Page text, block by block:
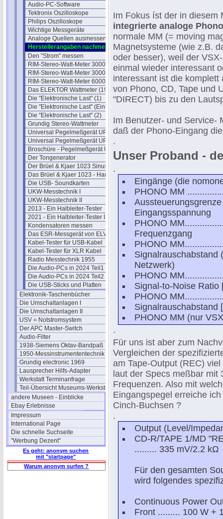
Audio-PC-Software
Tektronix Oszilloskope
Philips Oszilloskope
Wichtige Messgeräte
Analoge Quellen ausmessen
Herstellerangaben nachmessen
Den "Strom" messen
RIM-Stereo-Watt-Meter 3000
RIM-Stereo-Watt-Meter 3000 II
RIM-Stereo-Watt-Meter 6000
Das ELEKTOR Wattmeter (1993)
Die "Elektronische Last" (1)
Die "Elektronische Last" (Einblick)
Die "Elektronische Last" (2)
Grundig Stereo-Wattmeter
Universal Pegelmeßgerät UPM 550
Universal Pegelmeßgerät UPM 550-1
Broschüre - Pegelmeßgerät UPM550
Der Tongenerator
Der Brüel & Kjaer 1023 Sinusgenerator
Das Brüel & Kjaer 1023 - Handbuch
Die USB- Soundkarten
UKW-Messtechnik I
UKW-Messtechnik II
2013 - Ein Halbleiter-Tester
2021 - Ein Halbleiter-Tester II
Kondensatoren messen
Das ESR-Messgerät von ELV
Kabel-Tester für USB-Kabel
Kabel-Tester für XLR Kabel
Radio Messtechnik 1955
Die Audio-PCs in 2024 Teil1
Die Audio-PCs in 2024 Teil2
Die USB-Sticks und Platten
Elektronik-Taschenbücher
Die Umschaltanlagen I
Die Umschaltanlagen II
USV = Notstromsystem
Der APC Master-Switch
Audio-Filter
1938-Siemens Oktav-Bandpaß
1950-Messinstrumententechnik
Grundig electronic 1969
Lausprecher Hilfs-Adapter
Werkstatt Terminanfrage
Teil-Übersicht Museums-Werkstatt
andere Museen - Einblicke
Ebay Erlebnisse
Impressum
International Page
Die schnelle Suchseite
"Werbung Dezent"
Es geht: anonym suchen
mit "startpage"
Warum anonym surfen ?
Im Fokus íst der in diesem
integrierte analoge
normale MM (= moving
Magnetsysteme (wie z.B.
oder besser), weil der
einmal wieder interessant
interessant ist die
von Phono, CD, Tape und
"DIRECT) bis zu den
Im Benutzer- und Service-
daß der Phono-Eingang
.
Unser Proband -
.
Eingänge (die
PHONO MM
Eingangsspannung
PHONO
Frequenzgang
PHONO
Signalrauschabstand
Netzwerk)
PHONO
Signal-to-Noise Ratio
PHONO
Signalrauschabstand
PHONO MM (nur
.
Für uns ist aber zum
Vergleichen der
am Tape-Output (REC)
laut der Specs meßbar mit
Frequenzen. Also mit
Eingangspegel erreiche
Cinch-Buchsen ?
.
Output (Level/
CD-R/TAPE 1/MD
......... 335 mV/2.2 kΩ
Für den gesamten
wird folgendes
Continuous Power
Front ......... 100 W +